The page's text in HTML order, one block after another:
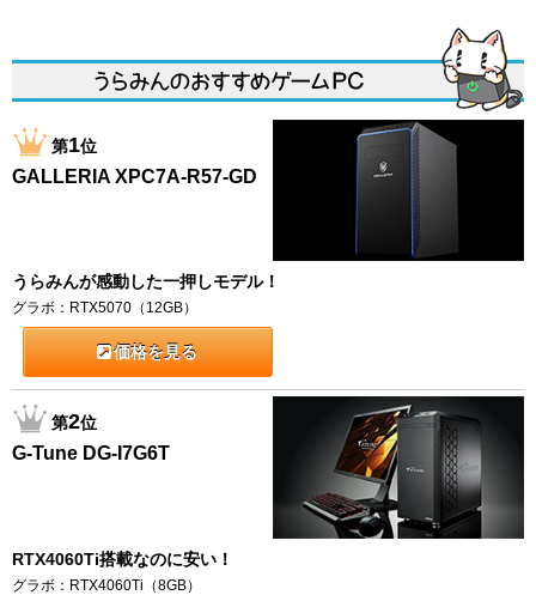
第1位
GALLERIA XPC7A-R57-GD
うらみんが感動した一押しモデル！
グラボ：RTX5070（12GB）
価格を見る
第2位
G-Tune DG-I7G6T
RTX4060Ti搭載なのに安い！
グラボ：RTX4060Ti（8GB）